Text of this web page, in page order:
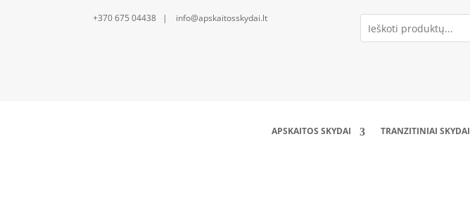
+370 675 04438 | info@apskaitosskydai.lt
APSKAITOS SKYDAI TRANZITINIAI SKYDAI